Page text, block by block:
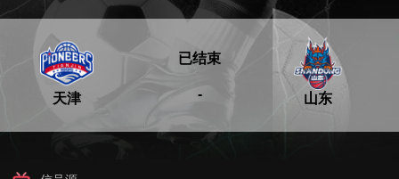
天津 -
已结束
山东